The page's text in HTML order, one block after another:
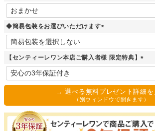
(
◆簡易包装をお選びいただけます
(
須
【センティーレワン本店ご購入者様 限定特典】
(
須
)
→ 選べる無料プレゼント詳細を
（別ウィンドウで開きます）